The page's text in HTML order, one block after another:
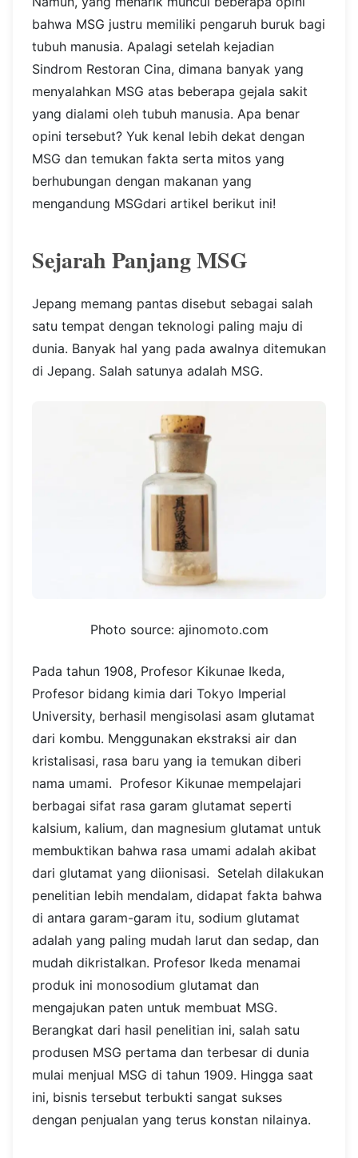
bahwa MSG justru memiliki pengaruh buruk bagi
tubuh manusia. Apalagi setelah kejadian
Sindrom Restoran Cina, dimana banyak yang
menyalahkan MSG atas beberapa gejala sakit
yang dialami oleh tubuh manusia. Apa benar
opini tersebut? Yuk kenal lebih dekat dengan
MSG dan temukan fakta serta mitos yang
berhubungan dengan makanan yang
mengandung MSGdari artikel berikut ini!
Sejarah Panjang MSG
Jepang memang pantas disebut sebagai salah
satu tempat dengan teknologi paling maju di
dunia. Banyak hal yang pada awalnya ditemukan
di Jepang. Salah satunya adalah MSG.
Photo source: ajinomoto.com
Pada tahun 1908, Profesor Kikunae Ikeda,
Profesor bidang kimia dari Tokyo Imperial
University, berhasil mengisolasi asam glutamat
dari kombu. Menggunakan ekstraksi air dan
kristalisasi, rasa baru yang ia temukan diberi
nama umami. Profesor Kikunae mempelajari
berbagai sifat rasa garam glutamat seperti
kalsium, kalium, dan magnesium glutamat untuk
membuktikan bahwa rasa umami adalah akibat
dari glutamat yang diionisasi. Setelah dilakukan
penelitian lebih mendalam, didapat fakta bahwa
di antara garam-garam itu, sodium glutamat
adalah yang paling mudah larut dan sedap, dan
mudah dikristalkan. Profesor Ikeda menamai
produk ini monosodium glutamat dan
mengajukan paten untuk membuat MSG.
Berangkat dari hasil penelitian ini, salah satu
produsen MSG pertama dan terbesar di dunia
mulai menjual MSG di tahun 1909. Hingga saat
ini, bisnis tersebut terbukti sangat sukses
dengan penjualan yang terus konstan nilainya.